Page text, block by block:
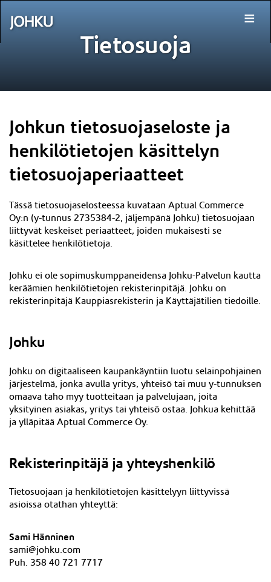
≡
Tietosuoja
Johkun tietosuojaseloste ja
henkilötietojen käsittelyn
tietosuojaperiaatteet
Tässä tietosuojaselosteessa kuvataan Aptual Commerce
Oy:n (y-tunnus 2735384-2, jäljempänä Johku) tietosuojaan
liittyvät keskeiset periaatteet, joiden mukaisesti se
käsittelee henkilötietoja.
Johku ei ole sopimuskumppaneidensa Johku-Palvelun kautta
keräämien henkilötietojen rekisterinpitäjä. Johku on
rekisterinpitäjä Kauppiasrekisterin ja Käyttäjätilien tiedoille.
Johku
Johku on digitaaliseen kaupankäyntiin luotu selainpohjainen
järjestelmä, jonka avulla yritys, yhteisö tai muu y-tunnuksen
omaava taho myy tuotteitaan ja palvelujaan, joita
yksityinen asiakas, yritys tai yhteisö ostaa. Johkua kehittää
ja ylläpitää Aptual Commerce Oy.
Rekisterinpitäjä ja yhteyshenkilö
Tietosuojaan ja henkilötietojen käsittelyyn liittyvissä
asioissa otathan yhteyttä:
Sami Hänninen
sami@johku.com
Puh. 358 40 721 7717